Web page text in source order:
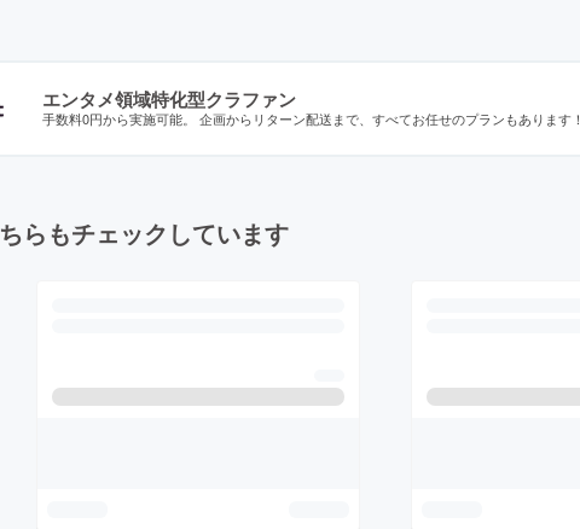
エンタメ領域特化型クラファン
手数料0円から実施可能。 企画からリターン配送まで、すべてお任せのプランもあります！
らもチェックしています